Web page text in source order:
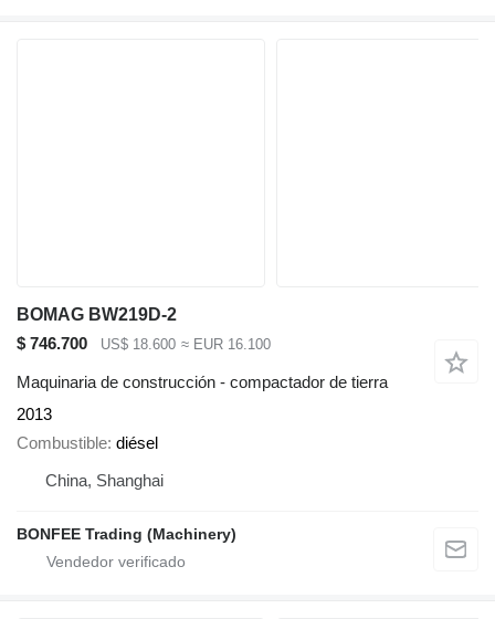
BOMAG BW219D-2
$ 746.700
US$ 18.600 ≈ EUR 16.100
Maquinaria de construcción - compactador de tierra
2013
Combustible diésel
China, Shanghai
BONFEE Trading (Machinery)